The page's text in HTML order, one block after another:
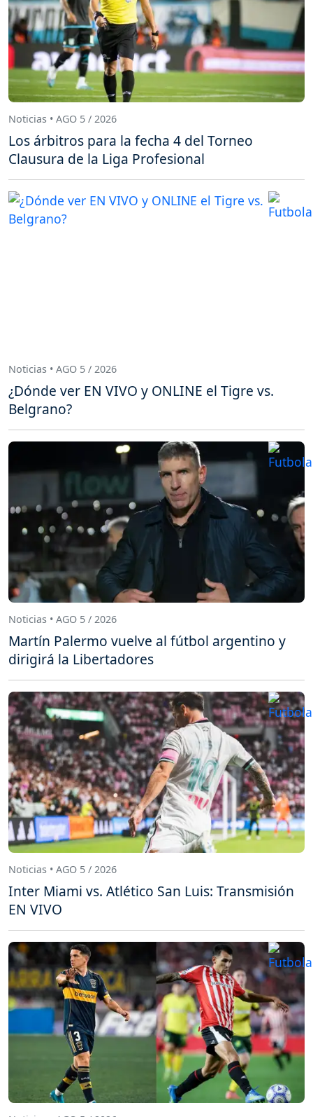
Noticias • AGO 5 / 2026
Los árbitros para la fecha 4 del Torneo
Clausura de la Liga Profesional
Noticias • AGO 5 / 2026
¿Dónde ver EN VIVO y ONLINE el Tigre vs.
Belgrano?
Noticias • AGO 5 / 2026
Martín Palermo vuelve al fútbol argentino y
dirigirá la Libertadores
Noticias • AGO 5 / 2026
Inter Miami vs. Atlético San Luis: Transmisión
EN VIVO